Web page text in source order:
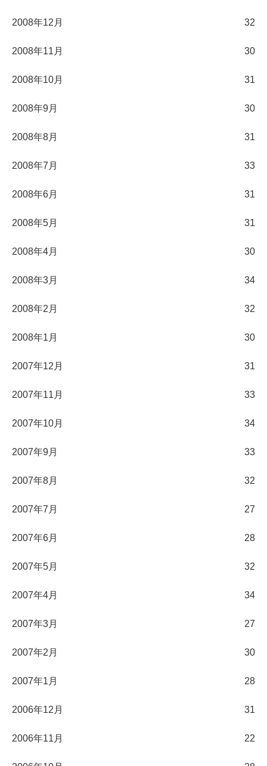
2008年12月 32
2008年11月 30
2008年10月 31
2008年9月 30
2008年8月 31
2008年7月 33
2008年6月 31
2008年5月 31
2008年4月 30
2008年3月 34
2008年2月 32
2008年1月 30
2007年12月 31
2007年11月 33
2007年10月 34
2007年9月 33
2007年8月 32
2007年7月 27
2007年6月 28
2007年5月 32
2007年4月 34
2007年3月 27
2007年2月 30
2007年1月 28
2006年12月 31
2006年11月 22